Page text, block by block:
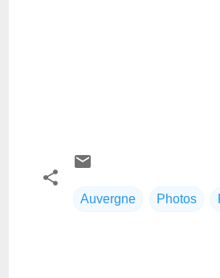
Auvergne Photos